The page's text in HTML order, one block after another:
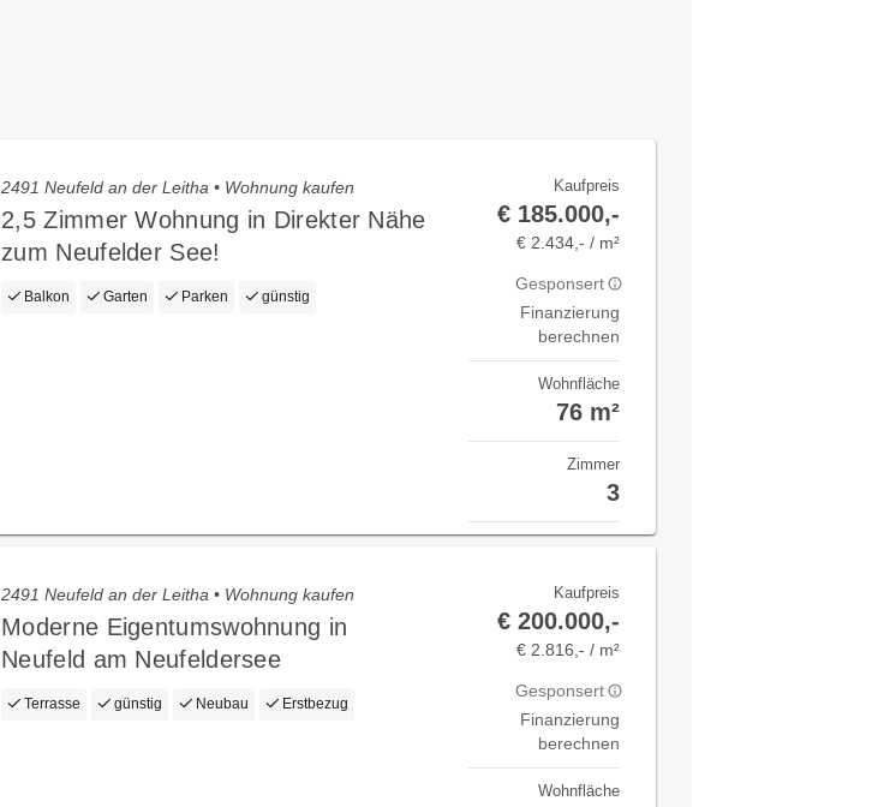
2491 Neufeld an der Leitha • Wohnung kaufen
2,5 Zimmer Wohnung in Direkter Nähe
zum Neufelder See!
Balkon Garten Parken günstig
Kaufpreis
€ 185.000,-
€ 2.434,- / m²
Gesponsert
Finanzierung
berechnen
Wohnfläche
76 m²
Zimmer
3
2491 Neufeld an der Leitha • Wohnung kaufen
Moderne Eigentumswohnung in
Neufeld am Neufeldersee
Terrasse günstig Neubau Erstbezug
Kaufpreis
€ 200.000,-
€ 2.816,- / m²
Gesponsert
Finanzierung
berechnen
Wohnfläche